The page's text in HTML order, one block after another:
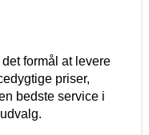
formål at levere
priser,
bedste service i